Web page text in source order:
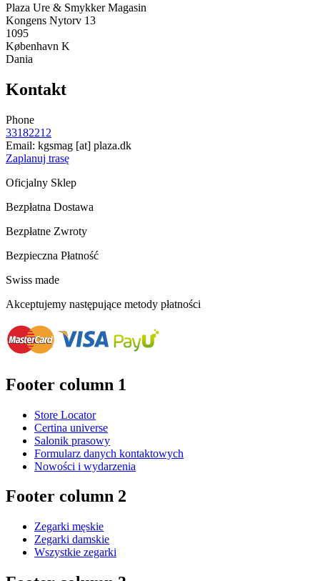
Plaza Ure & Smykker Magasin
Kongens Nytorv 13
1095
København K
Dania
Kontakt
Phone
33182212
Email: kgsmag [at] plaza.dk
Zaplanuj trasę
Oficjalny Sklep
Bezpłatna Dostawa
Bezpłatne Zwroty
Bezpieczna Płatność
Swiss made
Akceptujemy następujące metody płatności
Footer column 1
Store Locator
Certina universe
Salonik prasowy
Formularz danych kontaktowych
Nowości i wydarzenia
Footer column 2
Zegarki męskie
Zegarki damskie
Wszystkie zegarki